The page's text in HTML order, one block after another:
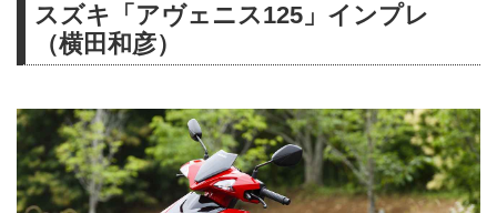
スズキ「アヴェニス125」インプレ
（横田和彦）